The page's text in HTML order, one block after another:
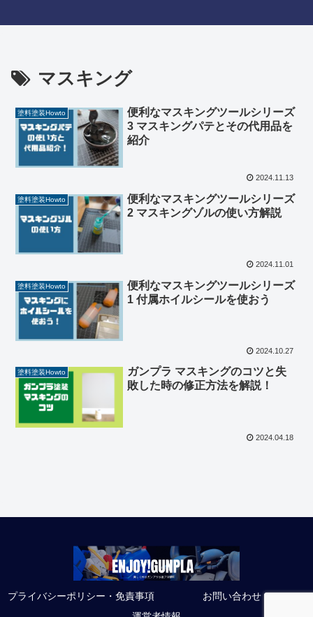
マスキング
塗料塗装Howto
便利なマスキングツールシリーズ
3 マスキングパテとその代用品を
紹介
2024.11.13
塗料塗装Howto
便利なマスキングツールシリーズ
2 マスキングゾルの使い方解説
2024.11.01
塗料塗装Howto
便利なマスキングツールシリーズ
1 付属ホイルシールを使おう
2024.10.27
塗料塗装Howto
ガンプラ マスキングのコツと失
敗した時の修正方法を解説！
2024.04.18
プライバシーポリシー・免責事項
お問い合わせ